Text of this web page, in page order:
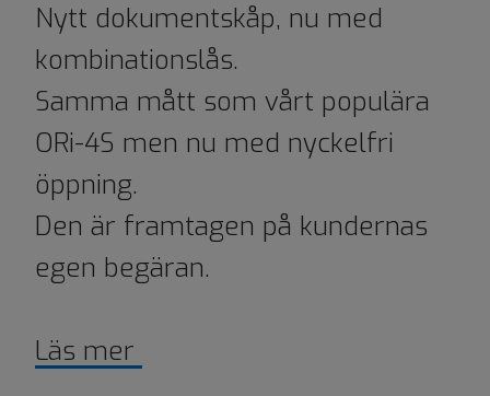
Nytt dokumentskåp, nu med
kombinationslås.
Samma mått som vårt populära
ORi-4S men nu med nyckelfri
öppning.
Den är framtagen på kundernas
egen begäran.
Läs mer